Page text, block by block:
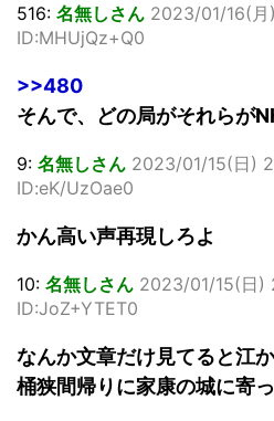
516: 名無しさん 2023/01/16(
ID:MHUjQz+Q0
>>480
そんで、どの局がそれらが
9: 名無しさん 2023/01/15(日)
ID:eK/UzOae0
かん高い声再現しろよ
10: 名無しさん 2023/01/15(日)
ID:JoZ+YTET0
なんか文章だけ見てると江
桶狭間帰りに家康の城に寄